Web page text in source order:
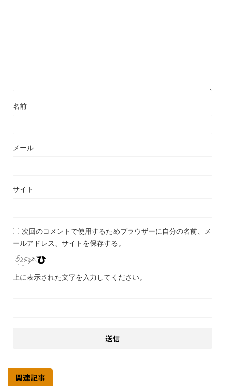
名前
メール
サイト
次回のコメントで使用するためブラウザーに自分の名前、メ
ールアドレス、サイトを保存する。
上に表示された文字を入力してください。
関連記事